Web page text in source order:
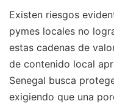
Existen riesgos
pymes locales no
estas cadenas de
de contenido local
Senegal busca
exigiendo que una